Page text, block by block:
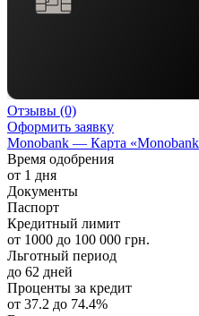
Отзывы (0)
Оформить заявку
Monobank — Карта
Время одобрения
от 1 дня
Документы
Паспорт
Кредитный лимит
от 1000 до 100 000 грн.
Льготный период
до 62 дней
Проценты за кредит
от 37.2 до 74.4%